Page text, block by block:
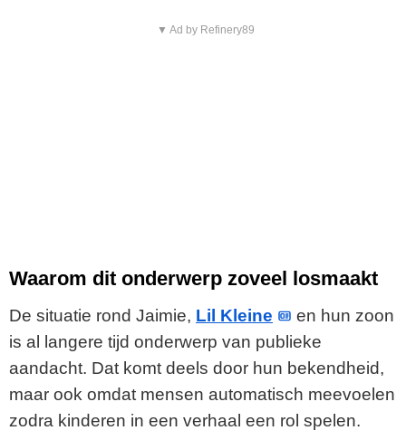
▼ Ad by Refinery89
Waarom dit onderwerp zoveel losmaakt
De situatie rond Jaimie, Lil Kleine
en hun zoon
is al langere tijd onderwerp van publieke
aandacht. Dat komt deels door hun bekendheid,
maar ook omdat mensen automatisch meevoelen
zodra kinderen in een verhaal een rol spelen.